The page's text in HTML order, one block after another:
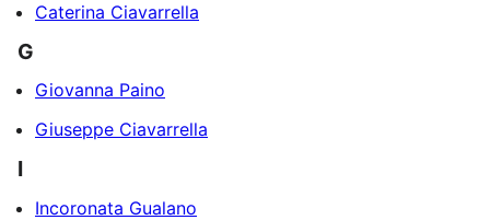
Caterina Ciavarrella
G
Giovanna Paino
Giuseppe Ciavarrella
I
Incoronata Gualano